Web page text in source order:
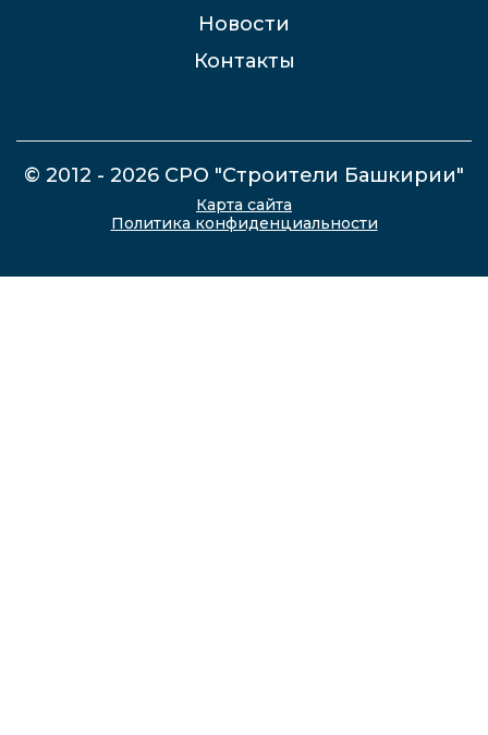
Новости
Контакты
© 2012 - 2026 СРО "Строители Башкирии"
Карта сайта
Политика конфиденциальности